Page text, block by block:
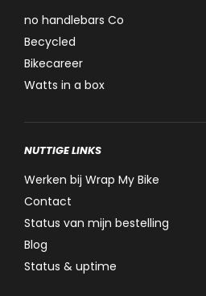
no handlebars Co
Becycled
Bikecareer
Watts in a box
NUTTIGE LINKS
Werken bij Wrap My Bike
Contact
Status van mijn bestelling
Blog
Status & uptime